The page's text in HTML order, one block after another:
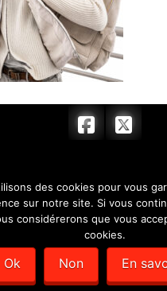
ACCUEIL FEMME
BOUTIQUE
CONTACT
779 384 00012 -
Mentions légales
des cookies pour vous
sur notre site. Si vous
considérerons que vous
cookies.
Ok Non En